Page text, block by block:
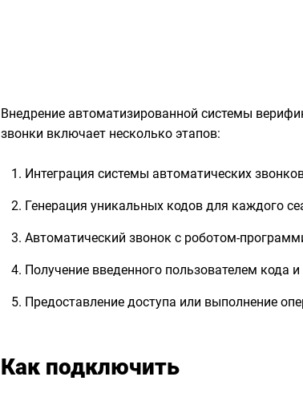
Внедрение автоматизированной системы
звонки включает несколько этапов:
Интеграция системы автоматических
Генерация уникальных кодов для каждого
Автоматический звонок с роботом-
Получение введенного пользователем кода и
Предоставление доступа или выполнение
Как подключить